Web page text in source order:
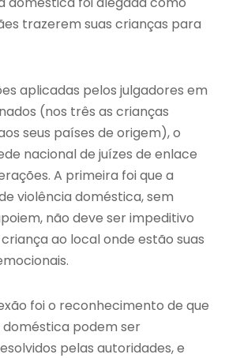
trazerem suas crianças para
aplicadas pelos julgadores em
(nos três as crianças
seus países de origem), o
nacional de juízes de enlace
A primeira foi que a
violência doméstica, sem
não deve ser impeditivo
ao local onde estão suas
foi o reconhecimento de que
doméstica podem ser
pelas autoridades, e